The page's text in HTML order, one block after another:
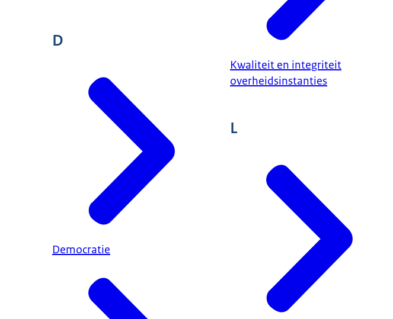
D
Democratie
Kwaliteit en integriteit
overheidsinstanties
L